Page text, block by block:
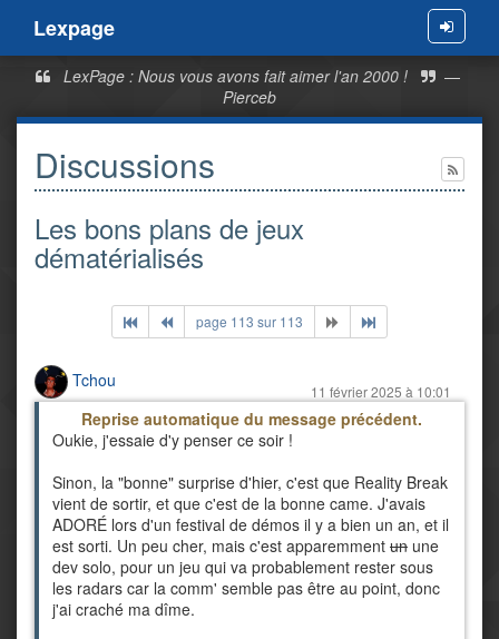
Menu
Lexpage
LexPage : Nous vous avons fait aimer l'an 2000 !
—
Pierceb
Discussions
Les bons plans de jeux
dématérialisés
page 113 sur 113
Tchou
11 février 2025 à 10:01
Reprise automatique du message précédent.
Oukie, j'essaie d'y penser ce soir !
Sinon, la "bonne" surprise d'hier, c'est que Reality Break
vient de sortir, et que c'est de la bonne came. J'avais
ADORÉ lors d'un festival de démos il y a bien un an, et il
est sorti. Un peu cher, mais c'est apparemment un une
dev solo, pour un jeu qui va probablement rester sous
les radars car la comm' semble pas être au point, donc
j'ai craché ma dîme.